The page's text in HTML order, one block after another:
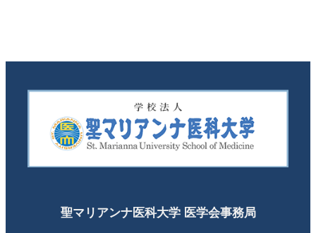
聖マリアンナ医科大学 医学会事務局